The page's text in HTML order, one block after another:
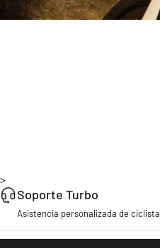
Soporte Turbo
Asistencia personalizada de
>